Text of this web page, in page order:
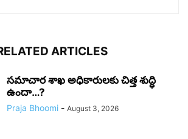
ARTICLES
సమాచార శాఖ అధికారులకు చిత్త శుద్ధి
ఉందా…?
Praja Bhoomi - August 3, 2026